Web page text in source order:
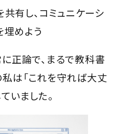
共有し、コミュニケーシ
埋めよう
に正論で、まるで教科書
私は「これを守れば大丈
いました。